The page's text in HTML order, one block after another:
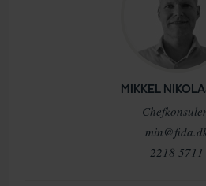
MIKKEL
2218 5711